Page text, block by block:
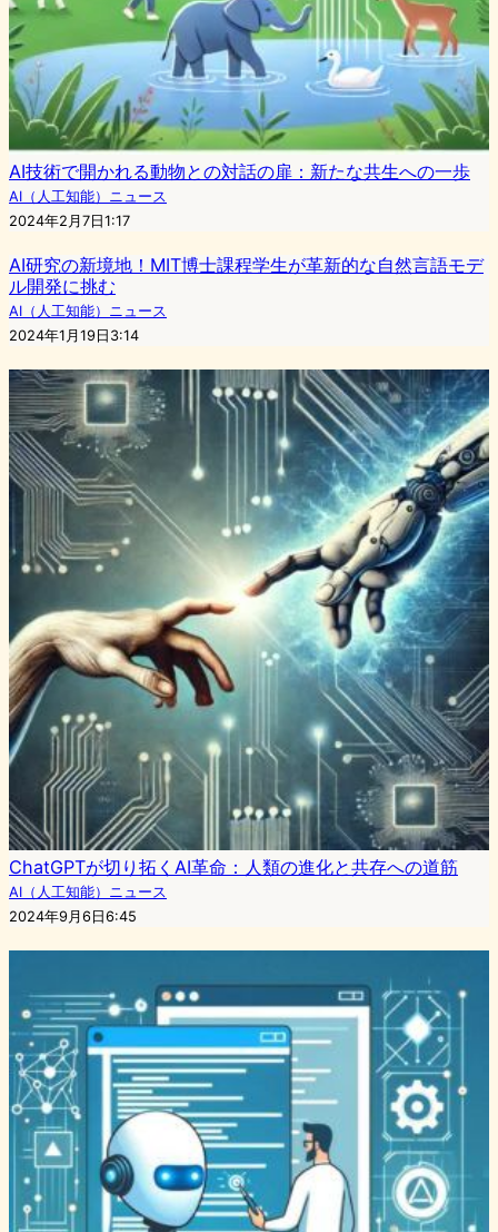
AI技術で開かれる動物との対話の扉：新たな共生への一歩
AI（人工知能）ニュース
2024年2月7日1:17
AI研究の新境地！MIT博士課程学生が革新的な自然言語モデ
ル開発に挑む
AI（人工知能）ニュース
2024年1月19日3:14
ChatGPTが切り拓くAI革命：人類の進化と共存への道筋
AI（人工知能）ニュース
2024年9月6日6:45